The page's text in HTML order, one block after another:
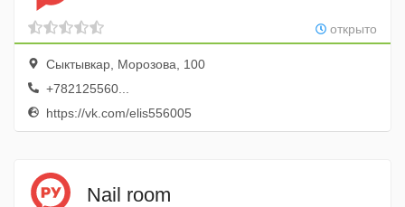
открыто
Сыктывкар, Морозова, 100
+782125560...
https://vk.com/elis556005
Nail room